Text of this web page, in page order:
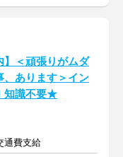
】＜頑張りがムダ
、あります＞イン
知識不要★
通費支給